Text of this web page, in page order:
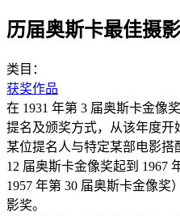
历届奥斯卡最佳摄影
类目：
获奖作品
在 1931 年第 3 届奥斯卡金像
提名及颁奖方式，从该年度
某位提名人与特定某部电影搭
12 届奥斯卡金像奖起到 1967
1957 年第 30 届奥斯卡金像
影奖。